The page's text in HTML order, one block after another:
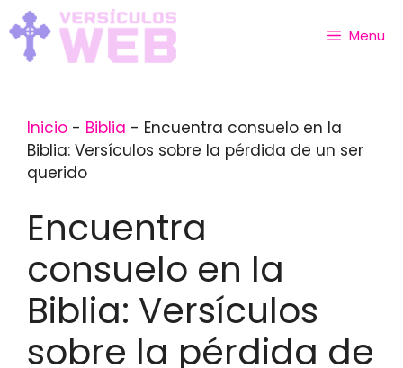
Skip
to
content
Menu
Inicio - Biblia - Encuentra consuelo en la
Biblia: Versículos sobre la pérdida de un ser
querido
Encuentra
consuelo en la
Biblia: Versículos
sobre la pérdida de